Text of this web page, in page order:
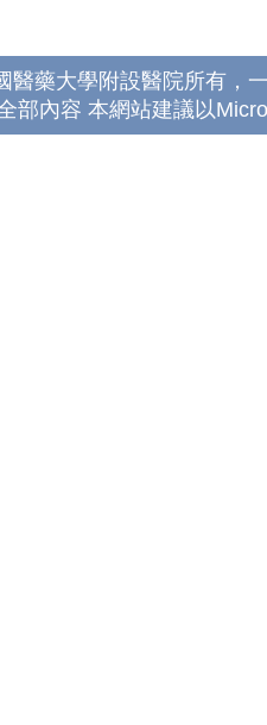
醫藥大學附設醫院所有，
部內容 本網站建議以